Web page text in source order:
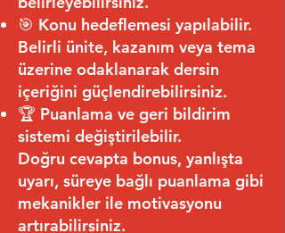
🎯 Konu hedeflemesi yapılabilir.
Belirli ünite, kazanım veya tema
üzerine odaklanarak dersin
içeriğini güçlendirebilirsiniz.
🏆 Puanlama ve geri bildirim
sistemi değiştirilebilir.
Doğru cevapta bonus, yanlışta
uyarı, süreye bağlı puanlama gibi
mekanikler ile motivasyonu
artırabilirsiniz.